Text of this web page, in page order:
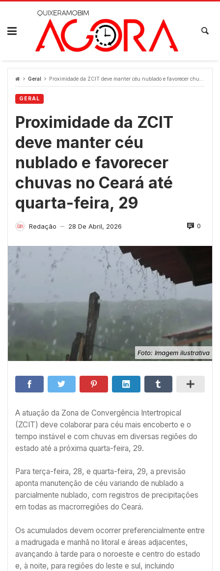
Skip
Geral Proximidade da ZCIT deve manter céu nublado e favorecer chuvas no Ceará até quarta-feira, 29
GERAL
Proximidade da ZCIT
deve manter céu
nublado e favorecer
chuvas no Ceará até
quarta-feira, 29
Redação — 28 De Abril, 2026 0
Foto: Imagem ilustrativa
A atuação da Zona de Convergência Intertropical
(ZCIT) deve colaborar para céu mais encoberto e o
tempo instável e com chuvas em diversas regiões do
estado até a próxima quarta-feira, 29.
Para terça-feira, 28, e quarta-feira, 29, a previsão
aponta manutenção de céu variando de nublado a
parcialmente nublado, com registros de precipitações
em todas as macrorregiões do Ceará.
Os acumulados devem ocorrer preferencialmente entre
a madrugada e manhã no litoral e áreas adjacentes,
avançando à tarde para o noroeste e centro do estado
e, à noite, para regiões do leste e sul, incluindo